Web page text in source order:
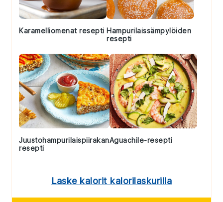
Karamelliomenat resepti Hampurilaissämpylöiden
resepti
Juustohampurilaispiirakan
resepti
Aguachile-resepti
Laske kalorit kalorilaskurilla